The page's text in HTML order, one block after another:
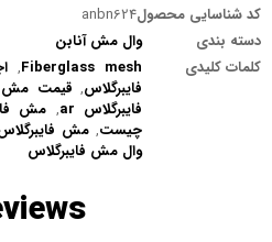
کد شناسایی محصولanbn624
دسته بندی
وال مش آنابن
کلمات کلیدی
Fiberglass mesh
,
فایبرگلاس, قیمت مش
فایبرگلاس ar
, مش
چیست, مش
وال مش فایبرگلاس